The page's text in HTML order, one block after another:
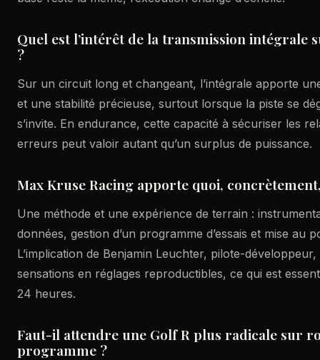
Quel est l’intérêt de la transmission
?
Sur un circuit long et changeant, l’intégrale apporte
et une stabilité précieuse, surtout lorsque la piste se
s’invite. En endurance, cette capacité à sécuriser les
erreurs peut valoir autant qu’un surplus de puissance.
Max Kruse Racing apporte quoi,
Une méthode et une expérience de terrain :
données, gestion d’un programme d’essais et mise au
L’implication de Benjamin Leuchter, pilote-
sensations en réglages reproductibles, ce qui est
24 heures.
Faut-il attendre une Golf R plus radicale sur
programme ?